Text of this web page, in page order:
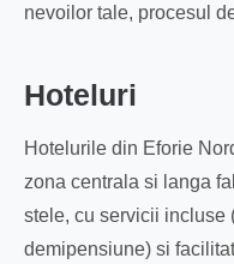
nevoilor tale, procesul
Hoteluri
Hotelurile din Eforie
zona centrala si langa
stele, cu servicii incluse
demipensiune) si